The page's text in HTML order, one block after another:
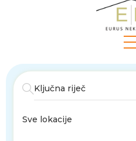
Sve lokacije